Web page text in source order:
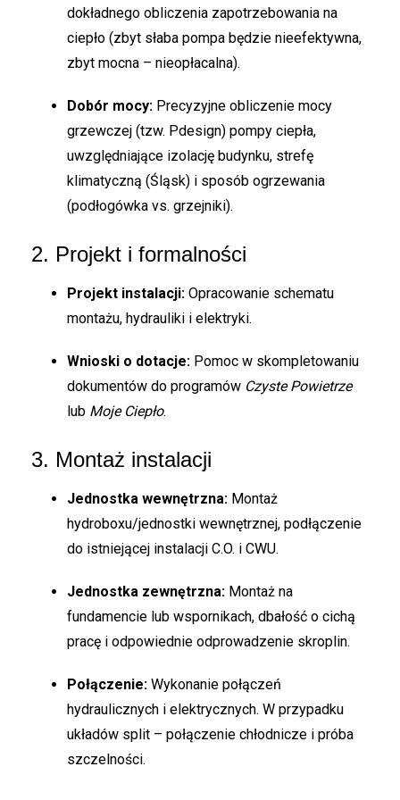
dokładnego obliczenia zapotrzebowania na
ciepło (zbyt słaba pompa będzie nieefektywna,
zbyt mocna – nieopłacalna).
Dobór mocy: Precyzyjne obliczenie mocy
grzewczej (tzw. Pdesign) pompy ciepła,
uwzględniające izolację budynku, strefę
klimatyczną (Śląsk) i sposób ogrzewania
(podłogówka vs. grzejniki).
2. Projekt i formalności
Projekt instalacji: Opracowanie schematu
montażu, hydrauliki i elektryki.
Wnioski o dotacje: Pomoc w skompletowaniu
dokumentów do programów Czyste Powietrze
lub Moje Ciepło.
3. Montaż instalacji
Jednostka wewnętrzna: Montaż
hydroboxu/jednostki wewnętrznej, podłączenie
do istniejącej instalacji C.O. i CWU.
Jednostka zewnętrzna: Montaż na
fundamencie lub wspornikach, dbałość o cichą
pracę i odpowiednie odprowadzenie skroplin.
Połączenie: Wykonanie połączeń
hydraulicznych i elektrycznych. W przypadku
układów split – połączenie chłodnicze i próba
szczelności.